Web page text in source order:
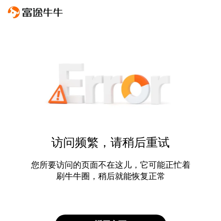
访问频繁，请稍后重试
您所要访问的页面不在这儿，它可能正忙着
刷牛牛圈，稍后就能恢复正常